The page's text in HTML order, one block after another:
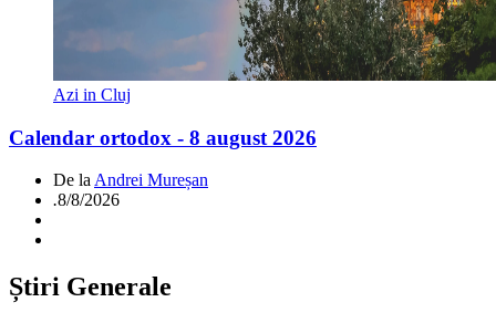
Azi in Cluj
Calendar ortodox - 8 august 2026
De la Andrei Mureșan
.8/8/2026
Știri Generale